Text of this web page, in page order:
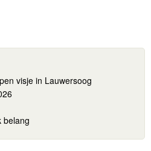
visje in Lauwersoog
belang